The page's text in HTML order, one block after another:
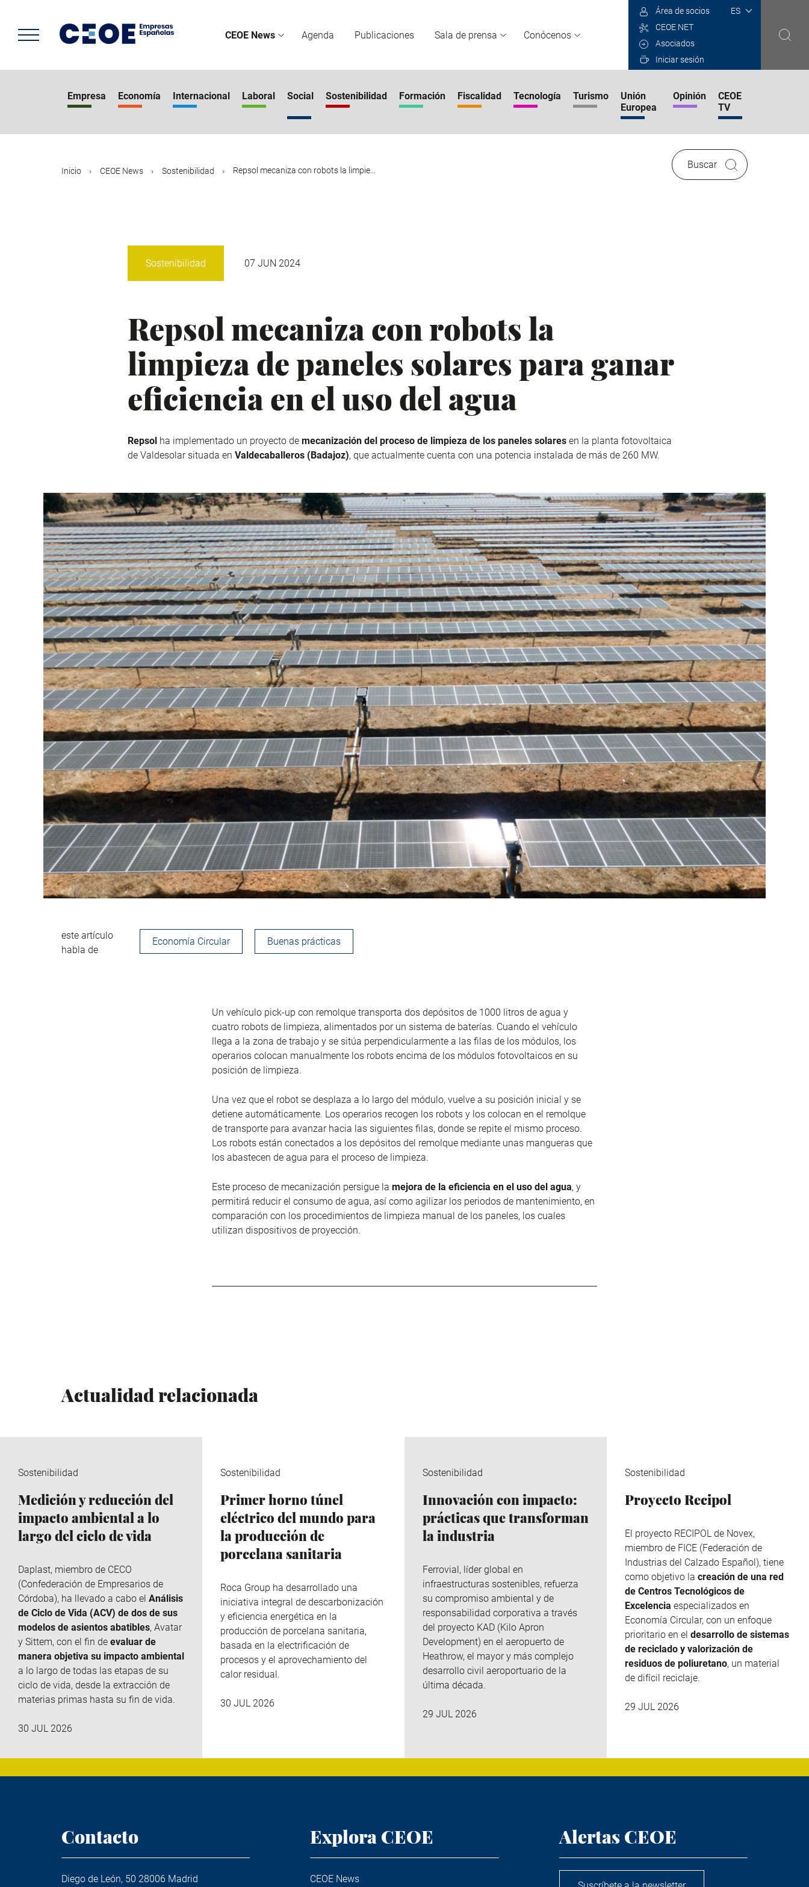
contenido
principal
CEOE News Agenda Publicaciones Sala de prensa Conócenos
Select
Área de socios
CEOE NET
Asociados
Iniciar sesión
Empresa Economía Internacional Laboral Social Sostenibilidad Formación Fiscalidad Tecnología Turismo
Unión
Europea
Opinión
CEOE
TV
Inicio CEOE News Sostenibilidad Repsol mecaniza con robots la limpie...
Buscar
Sostenibilidad 07 JUN 2024
Repsol mecaniza con robots la
limpieza de paneles solares para ganar
eficiencia en el uso del agua
Repsol ha implementado un proyecto de mecanización del proceso de limpieza de los paneles solares en la planta fotovoltaica
de Valdesolar situada en Valdecaballeros (Badajoz), que actualmente cuenta con una potencia instalada de más de 260 MW.
este artículo
habla de
Economía Circular Buenas prácticas
Un vehículo pick-up con remolque transporta dos depósitos de 1000 litros de agua y
cuatro robots de limpieza, alimentados por un sistema de baterías. Cuando el vehículo
llega a la zona de trabajo y se sitúa perpendicularmente a las filas de los módulos, los
operarios colocan manualmente los robots encima de los módulos fotovoltaicos en su
posición de limpieza.
Una vez que el robot se desplaza a lo largo del módulo, vuelve a su posición inicial y se
detiene automáticamente. Los operarios recogen los robots y los colocan en el remolque
de transporte para avanzar hacia las siguientes filas, donde se repite el mismo proceso.
Los robots están conectados a los depósitos del remolque mediante unas mangueras que
los abastecen de agua para el proceso de limpieza.
Este proceso de mecanización persigue la mejora de la eficiencia en el uso del agua, y
permitirá reducir el consumo de agua, así como agilizar los periodos de mantenimiento, en
comparación con los procedimientos de limpieza manual de los paneles, los cuales
utilizan dispositivos de proyección.
Actualidad relacionada
Sostenibilidad
Medición y reducción del
impacto ambiental a lo
largo del ciclo de vida
Daplast, miembro de CECO
(Confederación de Empresarios de
Córdoba), ha llevado a cabo el Análisis
de Ciclo de Vida (ACV) de dos de sus
modelos de asientos abatibles, Avatar
y Sittem, con el fin de evaluar de
manera objetiva su impacto ambiental
a lo largo de todas las etapas de su
ciclo de vida, desde la extracción de
materias primas hasta su fin de vida.
30 JUL 2026
Sostenibilidad
Primer horno túnel
eléctrico del mundo para
la producción de
porcelana sanitaria
Roca Group ha desarrollado una
iniciativa integral de descarbonización
y eficiencia energética en la
producción de porcelana sanitaria,
basada en la electrificación de
procesos y el aprovechamiento del
calor residual.
30 JUL 2026
Sostenibilidad
Innovación con impacto:
prácticas que transforman
la industria
Ferrovial, líder global en
infraestructuras sostenibles, refuerza
su compromiso ambiental y de
responsabilidad corporativa a través
del proyecto KAD (Kilo Apron
Development) en el aeropuerto de
Heathrow, el mayor y más complejo
desarrollo civil aeroportuario de la
última década.
29 JUL 2026
Sostenibilidad
Proyecto Recipol
El proyecto RECIPOL de Novex,
miembro de FICE (Federación de
Industrias del Calzado Español), tiene
como objetivo la creación de una red
de Centros Tecnológicos de
Excelencia especializados en
Economía Circular, con un enfoque
prioritario en el desarrollo de sistemas
de reciclado y valorización de
residuos de poliuretano, un material
de difícil reciclaje.
29 JUL 2026
Contacto
Diego de León, 50 28006 Madrid
Explora CEOE
CEOE News
Alertas CEOE